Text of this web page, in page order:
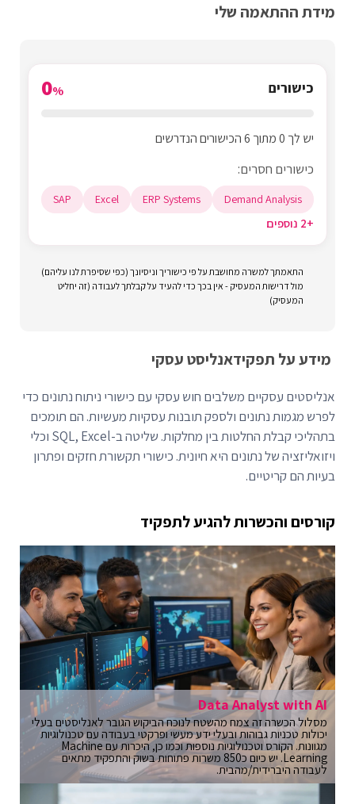
מידת ההתאמה שלי
כישורים 0%
יש לך 0 מתוך 6 הכישורים הנדרשים
כישורים חסרים:
Demand Analysis
ERP Systems
Excel
SAP
+2 נוספים
התאמתך למשרה מחושבת על פי כישוריך וניסיונך (כפי שסיפרת לנו עליהם)
מול דרישות המעסיק - אין בכך כדי להעיד על קבלתך לעבודה (זה יחליט
המעסיק)
מידע על תפקידאנליסט עסקי
אנליסטים עסקיים משלבים חוש עסקי עם כישורי ניתוח נתונים כדי
לפרש מגמות נתונים ולספק תובנות עסקיות מעשיות. הם תומכים
בתהליכי קבלת החלטות בין מחלקות. שליטה ב-SQL, Excel וכלי
ויזואליזציה של נתונים היא חיונית. כישורי תקשורת חזקים ופתרון
בעיות הם קריטיים.
קורסים והכשרות להגיע לתפקיד
Data Analyst with AI
מסלול הכשרה זה צמח מהשטח לנוכח הביקוש הגובר לאנליסטים בעלי
יכולות טכניות גבוהות ובעלי ידע מעשי ופרקטי בעבודה עם טכנולוגיות
מגוונות. הקורס וטכנולוגיות נוספות וכמו כן, היכרות עם Machine
Learning. יש כיום כ850 משרות פתוחות בשוק והתפקיד מתאים
לעבודה היברידית/מהבית.